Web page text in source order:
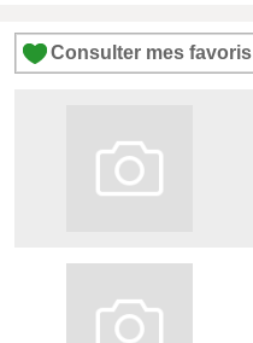
Consulter mes favoris